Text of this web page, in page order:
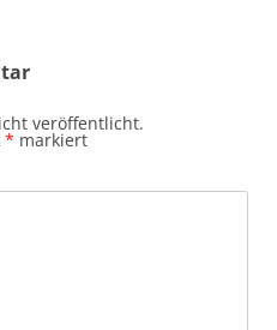
veröffentlicht.
* markiert